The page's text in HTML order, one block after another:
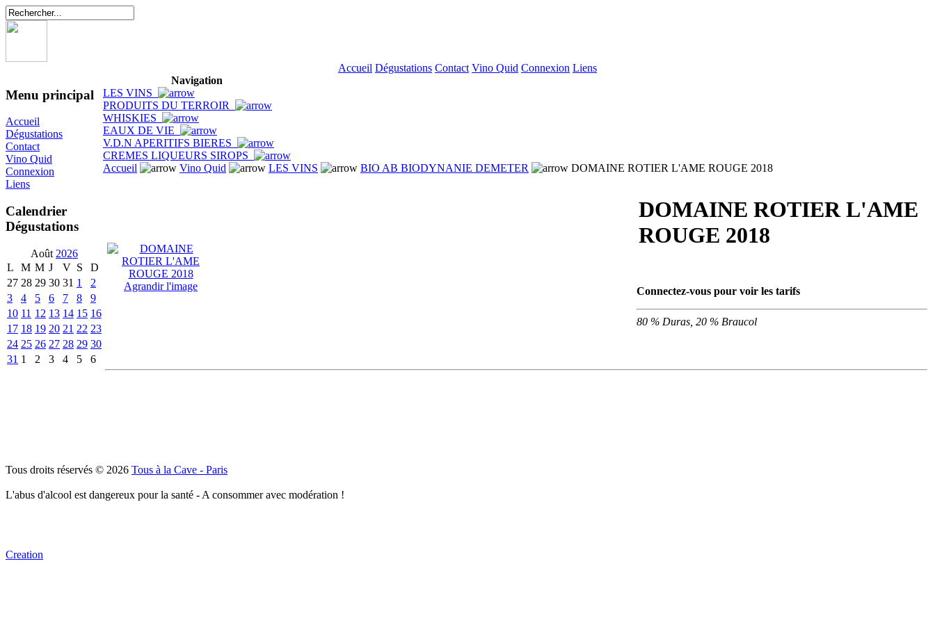
Accueil Dégustations Contact Vino Quid Connexion Liens
Menu principal
Accueil
Dégustations
Contact
Vino Quid
Connexion
Liens
Calendrier
Dégustations
Août 2026
L
M M J V S
D
27 28 29 30 31 1
2
3
4 5 6 7 8
9
10 11 12 13 14 15 16
17 18 19 20 21 22 23
24 25 26 27 28 29 30
31 1 2 3 4 5 6
Navigation
LES VINS
PRODUITS DU TERROIR
WHISKIES
EAUX DE VIE
V.D.N APERITIFS BIERES
CREMES LIQUEURS SIROPS
Accueil
Vino Quid LES VINS BIO AB BIODYNANIE DEMETER DOMAINE ROTIER L'AME ROUGE 2018
Agrandir l'image
DOMAINE ROTIER L'AME
ROUGE 2018
Connectez-vous pour voir les tarifs
80 % Duras, 20 % Braucol
Tous droits réservés © 2026 Tous à la Cave - Paris
L'abus d'alcool est dangereux pour la santé - A consommer avec modération !
Creation